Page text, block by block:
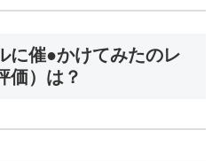
に催●かけてみたのレ
価）は？